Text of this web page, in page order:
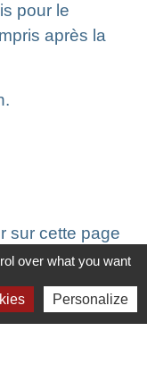
pour le
après la
sur cette page
over what you want
Personalize